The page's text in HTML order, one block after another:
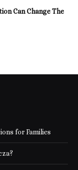
Can Change The
for Families